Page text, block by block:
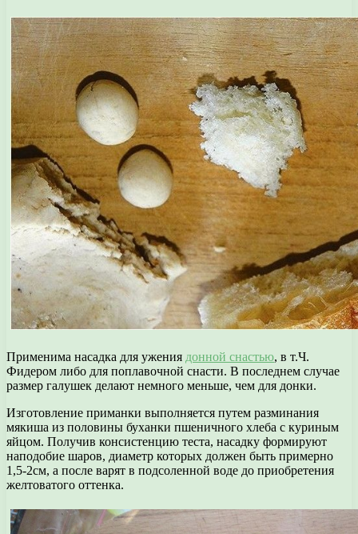
Применима насадка для ужения донной снастью, в т.Ч.
Фидером либо для поплавочной снасти. В последнем случае
размер галушек делают немного меньше, чем для донки.
Изготовление приманки выполняется путем разминания
мякиша из половины буханки пшеничного хлеба с куриным
яйцом. Получив консистенцию теста, насадку формируют
наподобие шаров, диаметр которых должен быть примерно
1,5-2см, а после варят в подсоленной воде до приобретения
желтоватого оттенка.